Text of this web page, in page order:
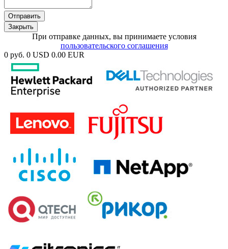
Отправить
Закрыть
При отправке данных, вы принимаете условия
пользовательского соглашения
0 руб. 0 USD 0.00 EUR